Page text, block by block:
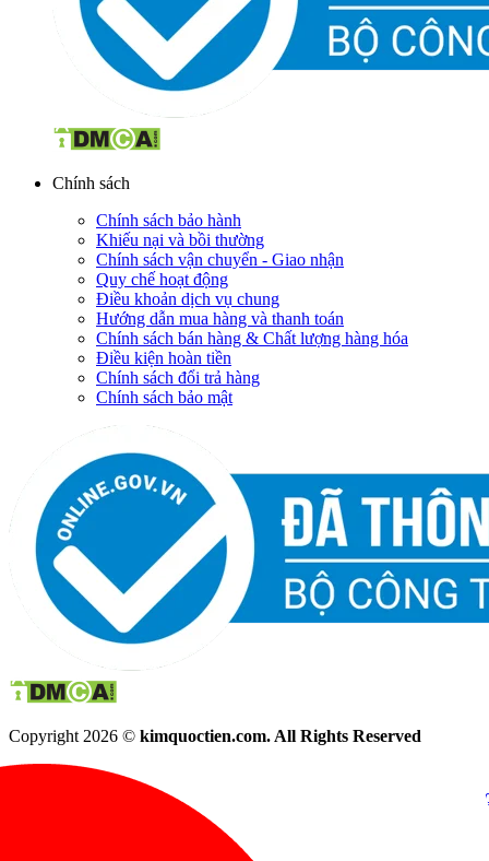
Chính sách
Chính sách bảo hành
Khiếu nại và bồi thường
Chính sách vận chuyển - Giao nhận
Quy chế hoạt động
Điều khoản dịch vụ chung
Hướng dẫn mua hàng và thanh toán
Chính sách bán hàng & Chất lượng hàng hóa
Điều kiện hoàn tiền
Chính sách đổi trả hàng
Chính sách bảo mật
Copyright 2026 © kimquoctien.com. All Rights Reserved
(8h00 - 21h30)
(8h00 -